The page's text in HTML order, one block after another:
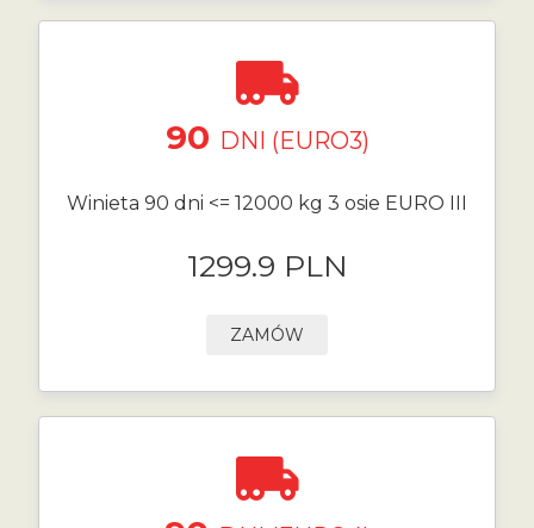
90 DNI (EURO3)
Winieta 90 dni <= 12000 kg 3 osie EURO III
1299.9 PLN
ZAMÓW